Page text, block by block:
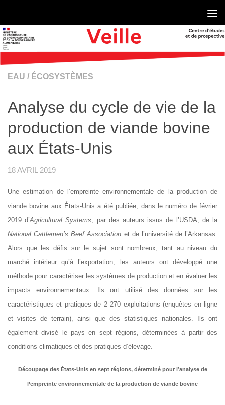
EAU / ÉCOSYSTÈMES
Analyse du cycle de vie de la
production de viande bovine
aux États-Unis
18 AVRIL 2019
Une estimation de l’empreinte environnementale de la production de
viande bovine aux États-Unis a été publiée, dans le numéro de février
2019 d’Agricultural Systems, par des auteurs issus de l’USDA, de la
National Cattlemen’s Beef Association et de l’université de l’Arkansas.
Alors que les défis sur le sujet sont nombreux, tant au niveau du
marché intérieur qu’à l’exportation, les auteurs ont développé une
méthode pour caractériser les systèmes de production et en évaluer les
impacts environnementaux. Ils ont utilisé des données sur les
caractéristiques et pratiques de 2 270 exploitations (enquêtes en ligne
et visites de terrain), ainsi que des statistiques nationales. Ils ont
également divisé le pays en sept régions, déterminées à partir des
conditions climatiques et des pratiques d’élevage.
Découpage des États-Unis en sept régions, déterminé pour l’analyse de
l’empreinte environnementale de la production de viande bovine